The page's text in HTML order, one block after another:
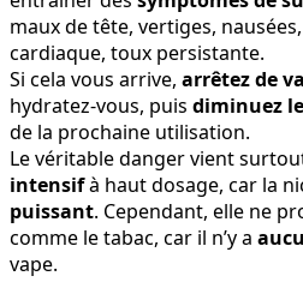
maux de tête, vertiges,
cardiaque, toux persistante.
Si cela vous arrive, arrêtez de
hydratez-vous, puis diminuez
de la prochaine utilisation.
Le véritable danger vient
intensifà haut dosage, car la
puissant. Cependant, elle ne
comme le tabac, car il n’y a
vape.